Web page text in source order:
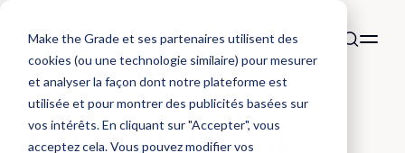
Make the Grade et ses partenaires utilisent des
cookies (ou une technologie similaire) pour mesurer
et analyser la façon dont notre plateforme est
utilisée et pour montrer des publicités basées sur
vos intérêts. En cliquant sur "Accepter", vous
acceptez cela. Vous pouvez modifier vos
DÉFINITION
Sales Playbook